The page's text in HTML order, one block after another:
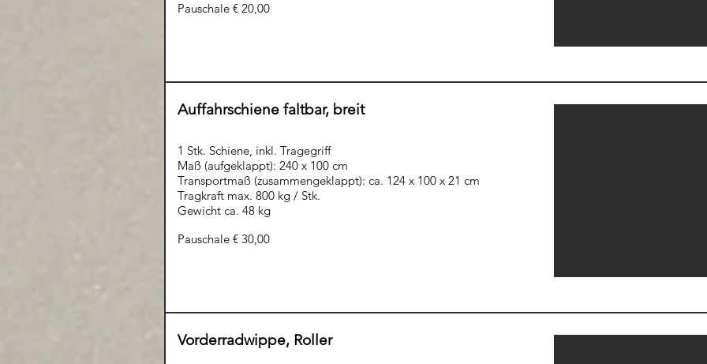
Pauschale € 20,00
Auffahrschiene faltbar, breit
1 Stk. Schiene, inkl. Tragegriff
Maß (aufgeklappt): 240 x 100 cm
Transportmaß (zusammengeklappt): ca. 124 x 100 x 21 cm
Tragkraft max. 800 kg / Stk.
Gewicht ca. 48 kg
Pauschale € 30,00
Vorderradwippe, Roller